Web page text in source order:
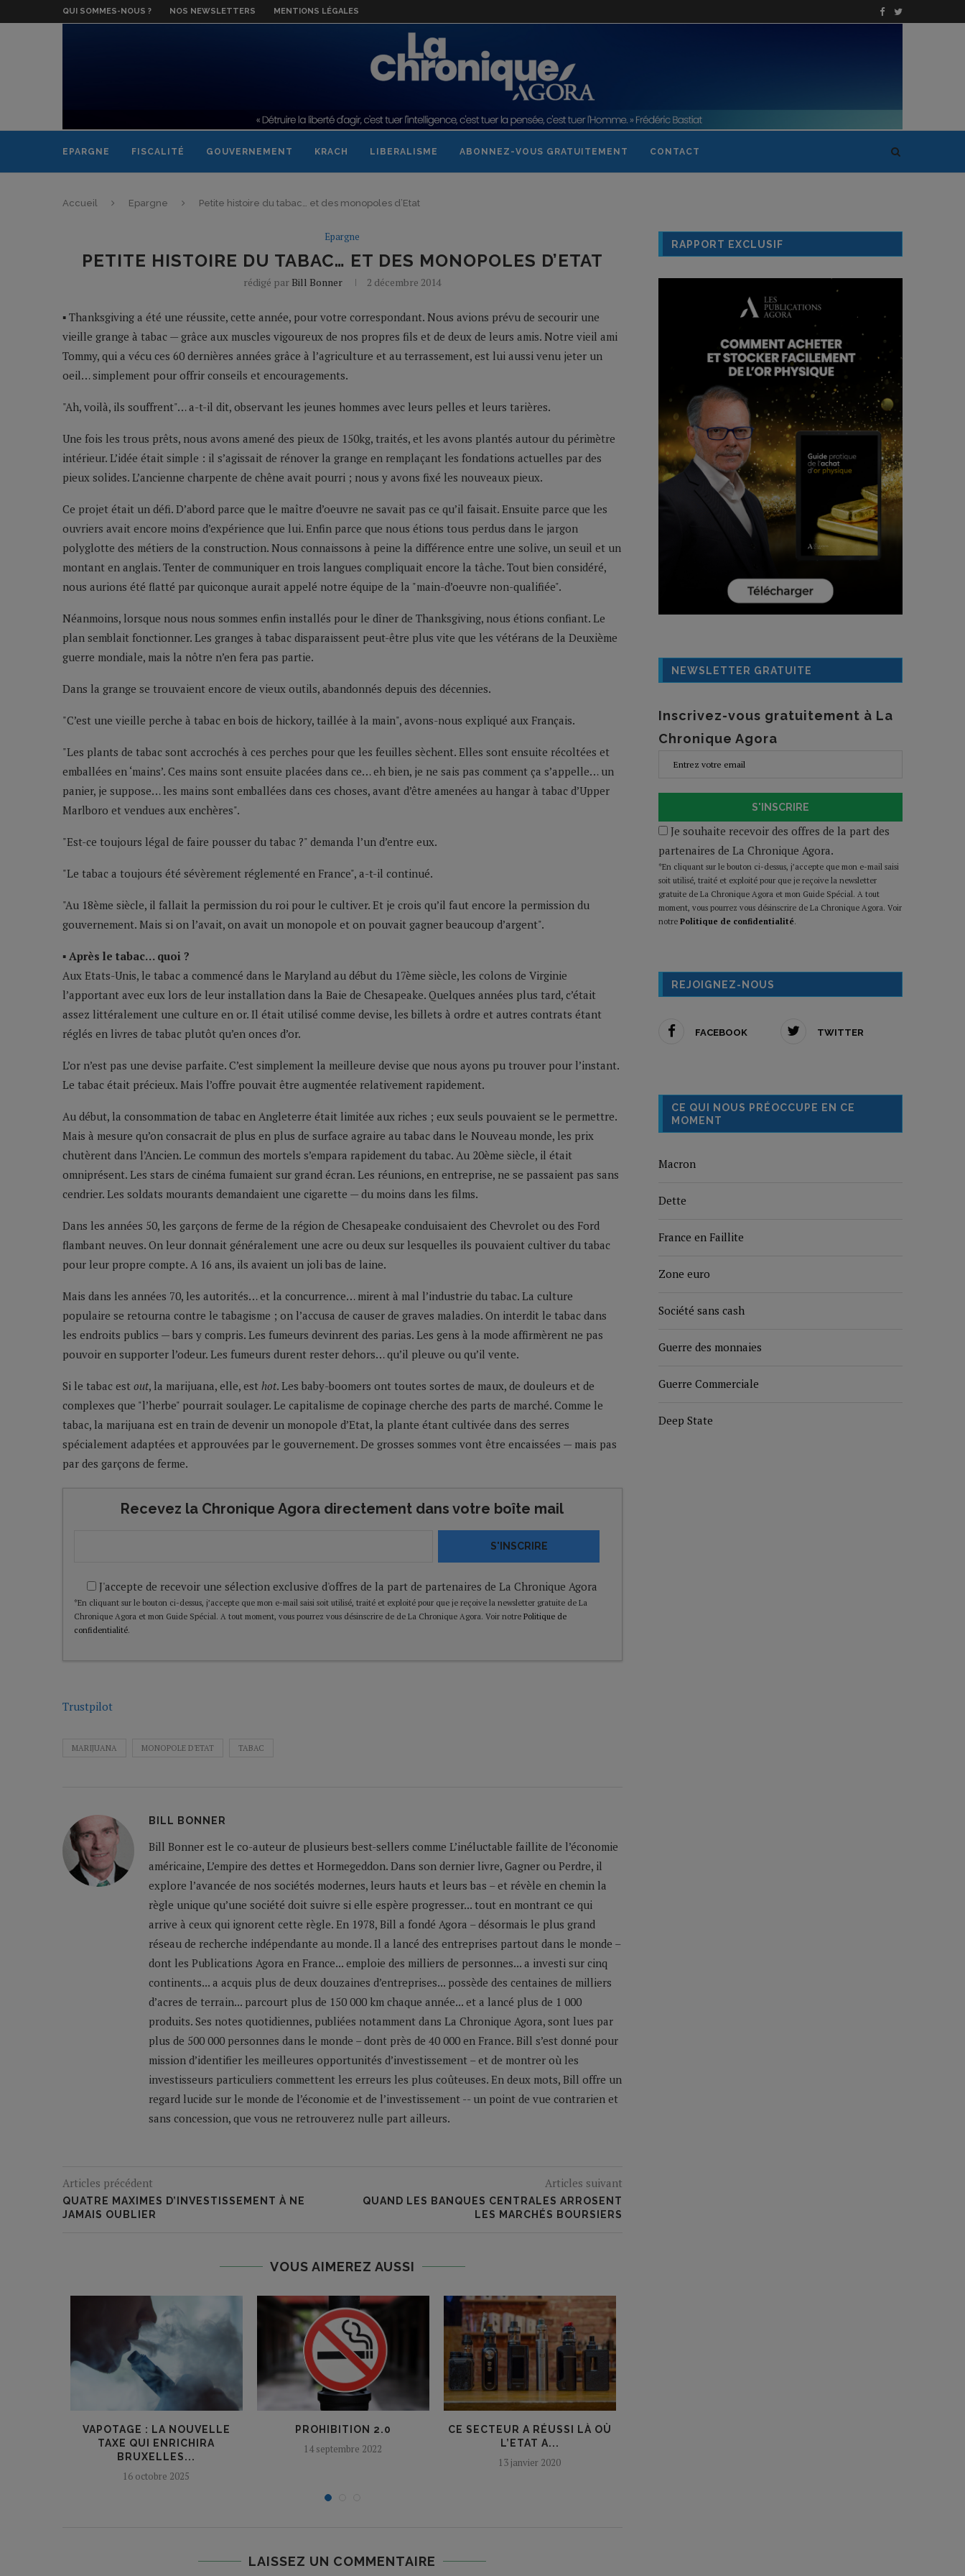
QUI SOMMES-NOUS ? NOS NEWSLETTERS MENTIONS LÉGALES
EPARGNE FISCALITÉ GOUVERNEMENT KRACH LIBERALISME ABONNEZ-VOUS GRATUITEMENT CONTACT
Accueil Epargne Petite histoire du tabac… et des monopoles d’Etat
Epargne
PETITE HISTOIRE DU TABAC… ET DES MONOPOLES D’ETAT
rédigé par Bill Bonner 2 décembre 2014
▪ Thanksgiving a été une réussite, cette année, pour votre correspondant. Nous avions prévu de secourir une
vieille grange à tabac — grâce aux muscles vigoureux de nos propres fils et de deux de leurs amis. Notre vieil ami
Tommy, qui a vécu ces 60 dernières années grâce à l’agriculture et au terrassement, est lui aussi venu jeter un
oeil… simplement pour offrir conseils et encouragements.
"Ah, voilà, ils souffrent"… a-t-il dit, observant les jeunes hommes avec leurs pelles et leurs tarières.
Une fois les trous prêts, nous avons amené des pieux de 150kg, traités, et les avons plantés autour du périmètre
intérieur. L’idée était simple : il s’agissait de rénover la grange en remplaçant les fondations actuelles par des
pieux solides. L’ancienne charpente de chêne avait pourri ; nous y avons fixé les nouveaux pieux.
Ce projet était un défi. D’abord parce que le maître d’oeuvre ne savait pas ce qu’il faisait. Ensuite parce que les
ouvriers avait encore moins d’expérience que lui. Enfin parce que nous étions tous perdus dans le jargon
polyglotte des métiers de la construction. Nous connaissons à peine la différence entre une solive, un seuil et un
montant en anglais. Tenter de communiquer en trois langues compliquait encore la tâche. Tout bien considéré,
nous aurions été flatté par quiconque aurait appelé notre équipe de la "main-d’oeuvre non-qualifiée".
Néanmoins, lorsque nous nous sommes enfin installés pour le dîner de Thanksgiving, nous étions confiant. Le
plan semblait fonctionner. Les granges à tabac disparaissent peut-être plus vite que les vétérans de la Deuxième
guerre mondiale, mais la nôtre n’en fera pas partie.
Dans la grange se trouvaient encore de vieux outils, abandonnés depuis des décennies.
"C’est une vieille perche à tabac en bois de hickory, taillée à la main", avons-nous expliqué aux Français.
"Les plants de tabac sont accrochés à ces perches pour que les feuilles sèchent. Elles sont ensuite récoltées et
emballées en ‘mains’. Ces mains sont ensuite placées dans ce… eh bien, je ne sais pas comment ça s’appelle… un
panier, je suppose… les mains sont emballées dans ces choses, avant d’être amenées au hangar à tabac d’Upper
Marlboro et vendues aux enchères".
"Est-ce toujours légal de faire pousser du tabac ?" demanda l’un d’entre eux.
"Le tabac a toujours été sévèrement réglementé en France", a-t-il continué.
"Au 18ème siècle, il fallait la permission du roi pour le cultiver. Et je crois qu’il faut encore la permission du
gouvernement. Mais si on l’avait, on avait un monopole et on pouvait gagner beaucoup d’argent".
▪ Après le tabac… quoi ?
Aux Etats-Unis, le tabac a commencé dans le Maryland au début du 17ème siècle, les colons de Virginie
l’apportant avec eux lors de leur installation dans la Baie de Chesapeake. Quelques années plus tard, c’était
assez littéralement une culture en or. Il était utilisé comme devise, les billets à ordre et autres contrats étant
réglés en livres de tabac plutôt qu’en onces d’or.
L’or n’est pas une devise parfaite. C’est simplement la meilleure devise que nous ayons pu trouver pour l’instant.
Le tabac était précieux. Mais l’offre pouvait être augmentée relativement rapidement.
Au début, la consommation de tabac en Angleterre était limitée aux riches ; eux seuls pouvaient se le permettre.
Mais à mesure qu’on consacrait de plus en plus de surface agraire au tabac dans le Nouveau monde, les prix
chutèrent dans l’Ancien. Le commun des mortels s’empara rapidement du tabac. Au 20ème siècle, il était
omniprésent. Les stars de cinéma fumaient sur grand écran. Les réunions, en entreprise, ne se passaient pas sans
cendrier. Les soldats mourants demandaient une cigarette — du moins dans les films.
Dans les années 50, les garçons de ferme de la région de Chesapeake conduisaient des Chevrolet ou des Ford
flambant neuves. On leur donnait généralement une acre ou deux sur lesquelles ils pouvaient cultiver du tabac
pour leur propre compte. A 16 ans, ils avaient un joli bas de laine.
Mais dans les années 70, les autorités… et la concurrence… mirent à mal l’industrie du tabac. La culture
populaire se retourna contre le tabagisme ; on l’accusa de causer de graves maladies. On interdit le tabac dans
les endroits publics — bars y compris. Les fumeurs devinrent des parias. Les gens à la mode affirmèrent ne pas
pouvoir en supporter l’odeur. Les fumeurs durent rester dehors… qu’il pleuve ou qu’il vente.
Si le tabac est out, la marijuana, elle, est hot. Les baby-boomers ont toutes sortes de maux, de douleurs et de
complexes que "l’herbe" pourrait soulager. Le capitalisme de copinage cherche des parts de marché. Comme le
tabac, la marijuana est en train de devenir un monopole d’Etat, la plante étant cultivée dans des serres
spécialement adaptées et approuvées par le gouvernement. De grosses sommes vont être encaissées — mais pas
par des garçons de ferme.
Recevez la Chronique Agora directement dans votre boîte mail
S'INSCRIRE
J'accepte de recevoir une sélection exclusive d'offres de la part de partenaires de La Chronique Agora
*En cliquant sur le bouton ci-dessus, j’accepte que mon e-mail saisi soit utilisé, traité et exploité pour que je reçoive la newsletter gratuite de La
Chronique Agora et mon Guide Spécial. A tout moment, vous pourrez vous désinscrire de de La Chronique Agora. Voir notre Politique de
confidentialité.
Trustpilot
MARIJUANA MONOPOLE D'ETAT TABAC
BILL BONNER
Bill Bonner est le co-auteur de plusieurs best-sellers comme L’inéluctable faillite de l’économie
américaine, L’empire des dettes et Hormegeddon. Dans son dernier livre, Gagner ou Perdre, il
explore l’avancée de nos sociétés modernes, leurs hauts et leurs bas – et révèle en chemin la
règle unique qu’une société doit suivre si elle espère progresser... tout en montrant ce qui
arrive à ceux qui ignorent cette règle. En 1978, Bill a fondé Agora – désormais le plus grand
réseau de recherche indépendante au monde. Il a lancé des entreprises partout dans le monde –
dont les Publications Agora en France... emploie des milliers de personnes... a investi sur cinq
continents... a acquis plus de deux douzaines d’entreprises... possède des centaines de milliers
d’acres de terrain... parcourt plus de 150 000 km chaque année... et a lancé plus de 1 000
produits. Ses notes quotidiennes, publiées notamment dans La Chronique Agora, sont lues par
plus de 500 000 personnes dans le monde – dont près de 40 000 en France. Bill s’est donné pour
mission d’identifier les meilleures opportunités d’investissement – et de montrer où les
investisseurs particuliers commettent les erreurs les plus coûteuses. En deux mots, Bill offre un
regard lucide sur le monde de l’économie et de l’investissement -- un point de vue contrarien et
sans concession, que vous ne retrouverez nulle part ailleurs.
Articles précédent
QUATRE MAXIMES D’INVESTISSEMENT À NE
JAMAIS OUBLIER
Articles suivant
QUAND LES BANQUES CENTRALES ARROSENT
LES MARCHÉS BOURSIERS
VOUS AIMEREZ AUSSI
VAPOTAGE : LA NOUVELLE
TAXE QUI ENRICHIRA
BRUXELLES...
16 octobre 2025
PROHIBITION 2.0
14 septembre 2022
CE SECTEUR A RÉUSSI LÀ OÙ
L’ETAT A...
13 janvier 2020
LAISSEZ UN COMMENTAIRE
RAPPORT EXCLUSIF
NEWSLETTER GRATUITE
Inscrivez-vous gratuitement à La
Chronique Agora
S'INSCRIRE
Je souhaite recevoir des offres de la part des
partenaires de La Chronique Agora.
*En cliquant sur le bouton ci-dessus, j’accepte que mon e-mail saisi
soit utilisé, traité et exploité pour que je reçoive la newsletter
gratuite de La Chronique Agora et mon Guide Spécial. A tout
moment, vous pourrez vous désinscrire de La Chronique Agora. Voir
notre Politique de confidentialité.
REJOIGNEZ-NOUS
FACEBOOK TWITTER
CE QUI NOUS PRÉOCCUPE EN CE
MOMENT
Macron
Dette
France en Faillite
Zone euro
Société sans cash
Guerre des monnaies
Guerre Commerciale
Deep State